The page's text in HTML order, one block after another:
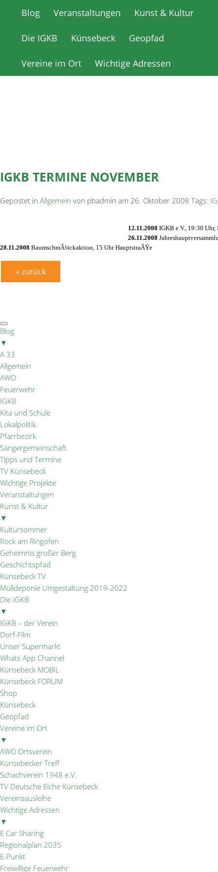
Blog Veranstaltungen Kunst & Kultur
Die IGKB Künsebeck Geopfad
Vereine im Ort Wichtige Adressen
Blog Veranstaltungen Kunst & Kultur
Die IGKB Künsebeck Geopfad
Vereine im Ort Wichtige Adressen
IGKB TERMINE NOVEMBER
Gepostet in Allgemein von pbadmin am 26. Oktober 2008 Tags:
12.11.2008 IGKB e.V., 19:30
26.11.2008
28.11.2008 BaumschmÃ¼ckaktion, 15 Uhr HauptstraÃŸe
« zurück
Blog
▼
A 33
Allgemein
AWO
Feuerwehr
IGKB
Kita und Schule
Lokalpolitik
Pfarrbezirk
Sängergemeinschaft
Tipps und Termine
TV Künsebeck
Wichtige Projekte
Veranstaltungen
Kunst & Kultur
▼
Kultursommer
Rock am Ringofen
Geheimnis großer Berg
Geschichtspfad
Künsebeck TV
Mülldeponie Umgestaltung 2019-2022
Die IGKB
▼
IGKB – der Verein
Dorf-Film
Unser Supermarkt
Whats App Channel
Künsebeck MOBIL
Künsebeck FORUM
Shop
Künsebeck
Geopfad
Vereine im Ort
▼
AWO Ortsverein
Künsebecker Treff
Schachverein 1948 e.V.
TV Deutsche Eiche Künsebeck
Vereinsausleihe
Wichtige Adressen
▼
E Car Sharing
Regionalplan 2035
E-Punkt
Freiwillige Feuerwehr